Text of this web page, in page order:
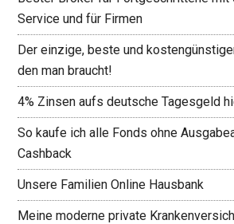
Service und für Firmen
Der einzige, beste und
den man braucht!
4% Zinsen aufs deutsche Tagesgeld
So kaufe ich alle Fonds ohne
Cashback
Unsere Familien Online Hausbank
Meine moderne private